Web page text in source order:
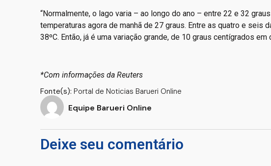
“Normalmente, o lago varia – ao longo do ano – entre 22 e 32
temperaturas agora de manhã de 27 graus. Entre as quatro e seis
38ºC. Então, já é uma variação grande, de 10 graus centígrados
*Com informações da Reuters
Fonte(s): Portal de Noticias Barueri Online
Equipe Barueri Online
Deixe seu comentário